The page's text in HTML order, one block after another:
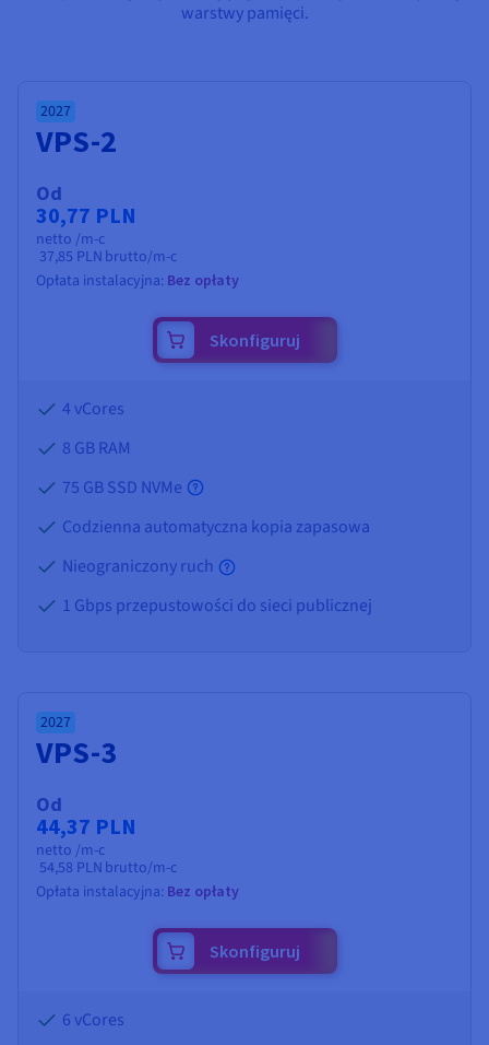
Roadmap & Changelog
Roadmap & Changelog
warstwy pamięci.
2027
VPS-2
Od
30,77 PLN
netto /m-c
37,85 PLN brutto/m-c
Opłata instalacyjna: Bez opłaty
Skonfiguruj
4 vCores
8 GBRAM
75 GB SSD NVMe
Codzienna automatyczna kopia zapasowa
Nieograniczony ruch
1 Gbps przepustowości do sieci publicznej
2027
VPS-3
Od
44,37 PLN
netto /m-c
54,58 PLN brutto/m-c
Opłata instalacyjna: Bez opłaty
Skonfiguruj
6 vCores